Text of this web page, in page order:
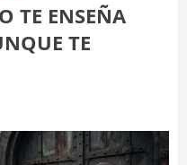
TE ENSEÑA
TE